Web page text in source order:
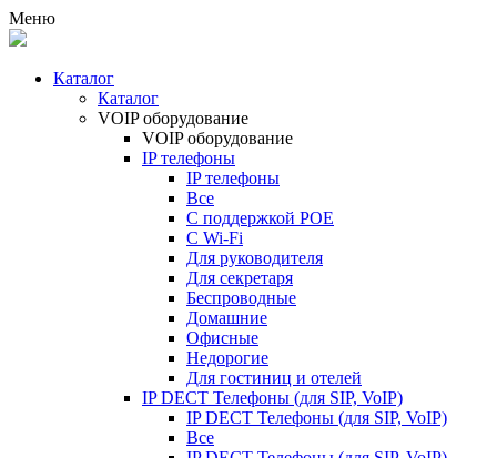
Меню
Каталог
Каталог
VOIP оборудование
VOIP оборудование
IP телефоны
IP телефоны
Все
С поддержкой POE
C Wi-Fi
Для руководителя
Для секретаря
Беспроводные
Домашние
Офисные
Недорогие
Для гостиниц и отелей
IP DECT Телефоны (для SIP, VoIP)
IP DECT Телефоны (для SIP, VoIP)
Все